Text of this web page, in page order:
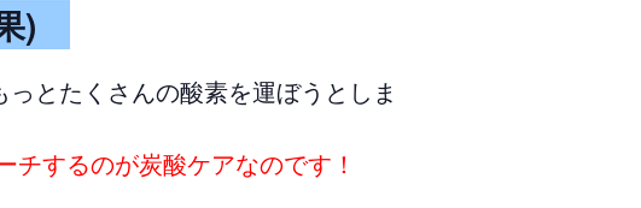
)
とたくさんの酸素を運ぼうとしま
するのが炭酸ケアなのです！